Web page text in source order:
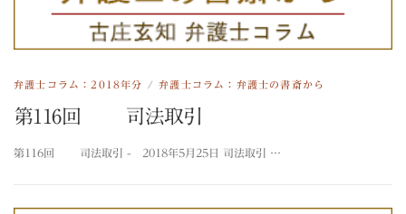
弁護士コラム：2018年分 /弁護士コラム：弁護士の書斎から
第116回 司法取引
第116回 司法取引 - 2018年5月25日 司法取引 …